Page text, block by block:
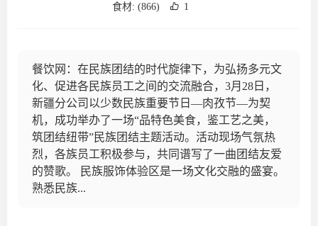
食材: (866) 1
餐饮网：在民族团结的时代旋律下，为弘扬多元文
化、促进各民族员工之间的交流融合，3月28日，
新疆分公司以少数民族重要节日—肉孜节—为契
机，成功举办了一场“品特色美食，鉴工艺之美，
筑团结纽带”民族团结主题活动。活动现场气氛热
烈，各族员工积极参与，共同谱写了一曲团结友爱
的赞歌。 民族服饰体验区是一场文化交融的盛宴。
熟悉民族...